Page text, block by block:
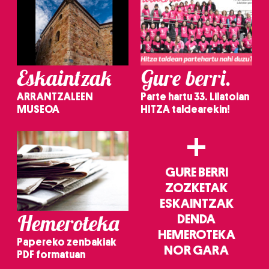
Eskaintzak
ARRANTZALEEN
MUSEOA
Gure berri.
Parte hartu 33. Lilatoian
HITZA taldearekin!
Hemeroteka
Papereko zenbakiak
PDF formatuan
+
GURE BERRI
ZOZKETAK
ESKAINTZAK
DENDA
HEMEROTEKA
NOR GARA